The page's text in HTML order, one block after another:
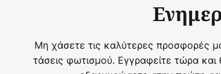
Μη χάσετε τις καλύτερες προσφορές
τάσεις φωτισμού. Εγγραφείτε τώρα